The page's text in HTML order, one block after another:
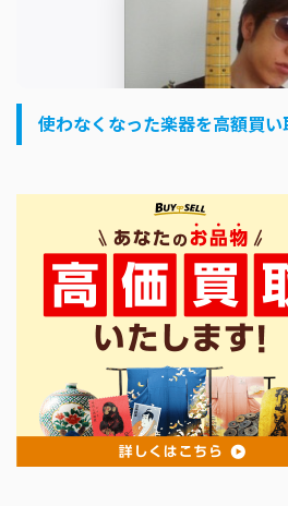
使わなくなった楽器を高額買い